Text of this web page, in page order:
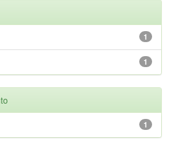
1
1
1